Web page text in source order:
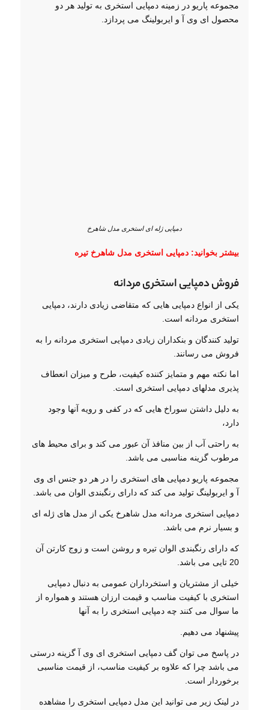
مجموعه پاریو در زمینه دمپایی استخری به تولید هر دو
محصول ای وی آ و ایربولینگ می پردازد.
دمپایی ژله ای استخری مدل شاهرخ
بیشتر بخوانید: دمپایی استخری مدل شاهرخ تیره
فروش دمپایی استخری مردانه
یکی از انواع دمپایی هایی که متقاضی زیادی دارند، دمپایی
استخری مردانه است.
تولید کنندگان و بنکداران زیادی دمپایی استخری مردانه را به
فروش می رسانند.
اما نکته مهم و متمایز کننده کیفیت، طرح و میزان انعطاف
پذیری مدلهای دمپایی استخری است.
به دلیل داشتن سوراخ هایی که در کفی و رویه آنها وجود
دارد،
به راحتی آب از بین منافذ آن عبور می کند و برای محیط های
مرطوب گزینه مناسبی می باشد.
مجموعه پاریو دمپایی های استخری را در هر دو جنس ای وی
آ و ایربولینگ تولید می کند که دارای رنگبندی الوان می باشد.
دمپایی استخری مردانه مدل شاهرخ یکی از مدل های ژله ای
و بسیار نرم می باشد.
که دارای رنگبندی الوان تیره و روشن است و زوج کارتن آن
20 تایی می باشد.
خیلی از مشتریان و استخرداران عمومی به دنبال دمپایی
استخری با کیفیت مناسب و قیمت ارزان هستند و همواره از
ما سوال می کنند چه دمپایی استخری را به آنها
پیشنهاد می دهیم.
در پاسخ می توان گف دمپایی استخری ای وی آ گزینه درستی
می باشد چرا که علاوه بر کیفیت مناسب، از قیمت مناسبی
برخوردار است.
در لینک زیر می توانید این مدل دمپایی استخری را مشاهده